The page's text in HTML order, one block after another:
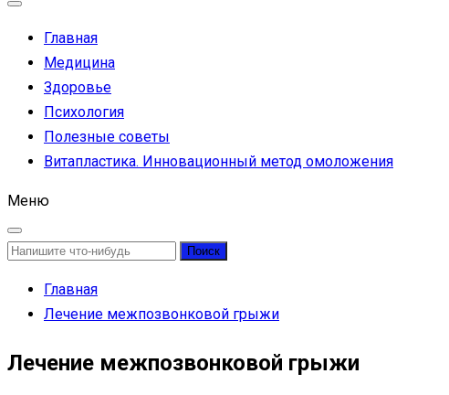
Главная
Медицина
Здоровье
Психология
Полезные советы
Витапластика. Инновационный метод омоложения
Меню
Найти:
Главная
Лечение межпозвонковой грыжи
Лечение межпозвонковой грыжи